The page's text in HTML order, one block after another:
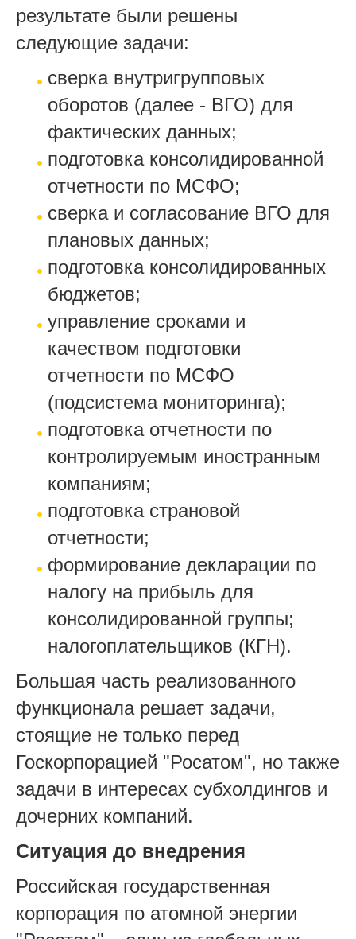
результате были решены
следующие задачи:
сверка внутригрупповых
оборотов (далее - ВГО) для
фактических данных;
подготовка консолидированной
отчетности по МСФО;
сверка и согласование ВГО для
плановых данных;
подготовка консолидированных
бюджетов;
управление сроками и
качеством подготовки
отчетности по МСФО
(подсистема мониторинга);
подготовка отчетности по
контролируемым иностранным
компаниям;
подготовка страновой
отчетности;
формирование декларации по
налогу на прибыль для
консолидированной группы;
налогоплательщиков (КГН).
Большая часть реализованного
функционала решает задачи,
стоящие не только перед
Госкорпорацией "Росатом", но также
задачи в интересах субхолдингов и
дочерних компаний.
Ситуация до внедрения
Российская государственная
корпорация по атомной энергии